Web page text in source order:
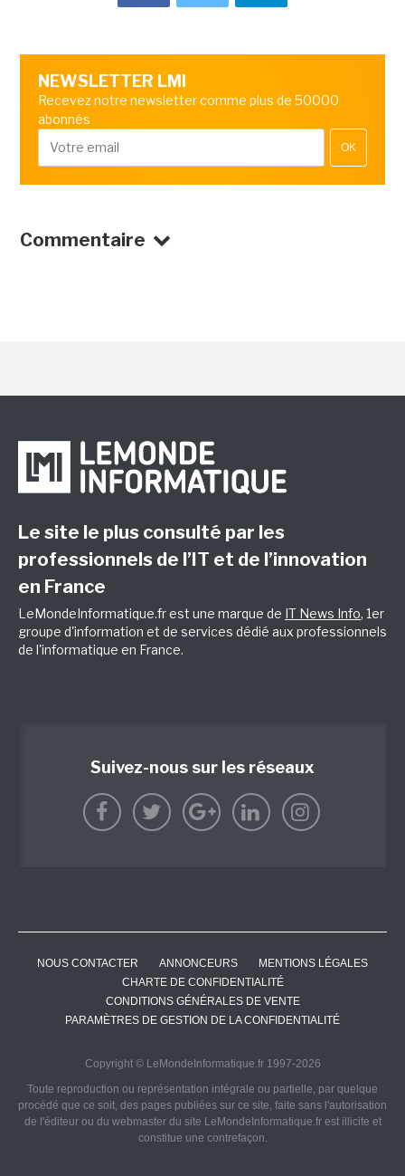
NEWSLETTER LMI
Recevez notre newsletter comme plus de 50000
abonnés
OK
Commentaire
Le site le plus consulté par les
professionnels de l’IT et de l’innovation
en France
LeMondeInformatique.fr est une marque de IT News Info, 1er
groupe d'information et de services dédié aux professionnels
de l'informatique en France.
Suivez-nous sur les réseaux
NOUS CONTACTER ANNONCEURS
MENTIONS LÉGALES
CHARTE DE CONFIDENTIALITÉ
CONDITIONS GÉNÉRALES DE VENTE
PARAMÈTRES DE GESTION DE LA CONFIDENTIALITÉ
Copyright © LeMondeInformatique.fr 1997-2026
Toute reproduction ou représentation intégrale ou partielle, par quelque
procédé que ce soit, des pages publiées sur ce site, faite sans l'autorisation
de l'éditeur ou du webmaster du site LeMondeInformatique.fr est illicite et
constitue une contrefaçon.